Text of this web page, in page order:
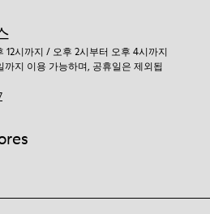
12시까지 / 오후 2시부터 오후 4시까지
까지 이용 가능하며, 공휴일은 제외됩